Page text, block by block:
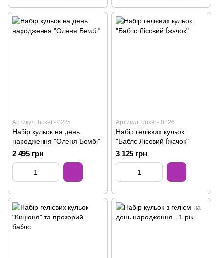
Артикул: buket - 0225
Набір кульок на день
народження "Оленя Бембі"
2 495 грн
Артикул: buket - 0226
Набір гелієвих кульок
"Баблс Лісовий Їжачок"
3 125 грн